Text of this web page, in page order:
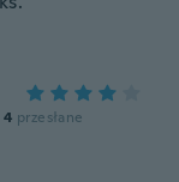
4 przesłane